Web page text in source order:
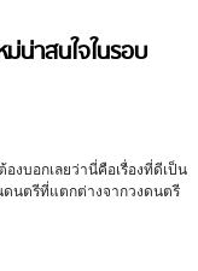
น่าสนใจในรอบ
งบอกเลยว่านี่คือเรื่องที่ดีเป็น
ดนตรีที่แตกต่างจากวงดนตรี